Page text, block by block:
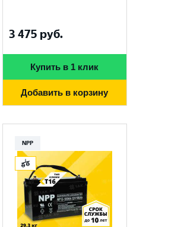
3 475 руб.
Купить в 1 клик
Добавить в корзину
NPP